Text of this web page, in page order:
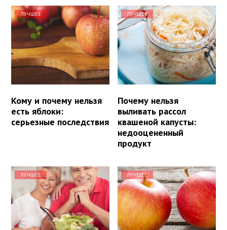
ЛУЧШЕЕ
Кому и почему нельзя
есть яблоки:
серьезные последствия
ЛУЧШЕЕ
Почему нельзя
выливать рассол
квашеной капусты:
недооцененный
продукт
ЛУЧШЕЕ ЛУЧШЕЕ